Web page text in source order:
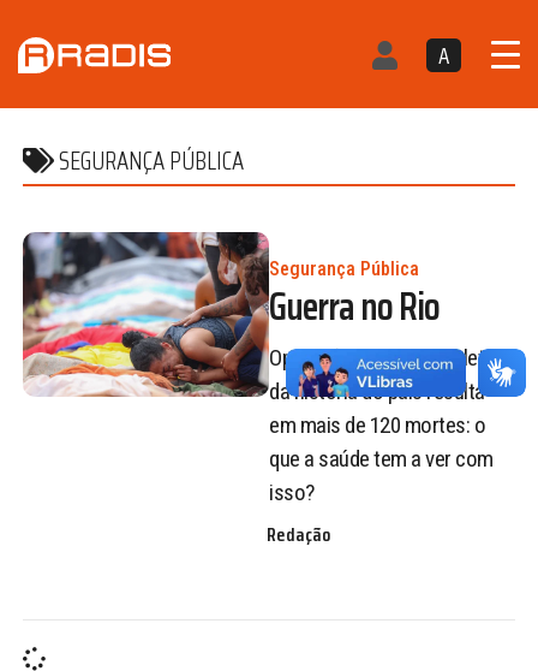
A
SEGURANÇA PÚBLICA
Segurança Pública
Guerra no Rio
Operação policial mais letal
da história do país resulta
em mais de 120 mortes: o
que a saúde tem a ver com
isso?
Redação